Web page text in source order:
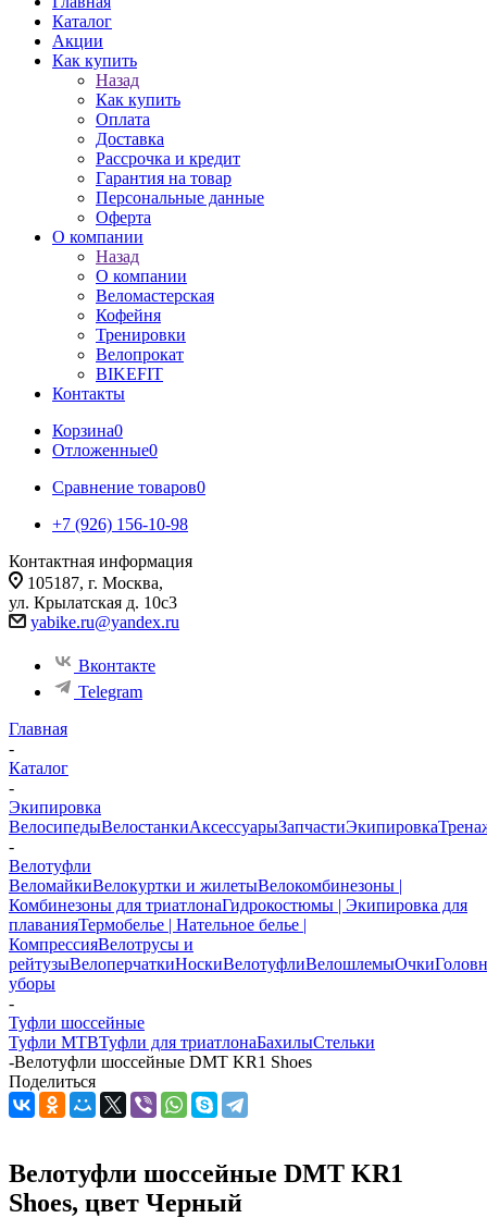
Каталог
Акции
Как купить
Назад
Как купить
Оплата
Доставка
Рассрочка и кредит
Гарантия на товар
Персональные данные
Оферта
О компании
Назад
О компании
Веломастерская
Кофейня
Тренировки
Велопрокат
BIKEFIT
Контакты
Корзина0
Отложенные0
Сравнение товаров0
+7 (926) 156-10-98
Контактная информация
105187, г. Москва,
ул. Крылатская д. 10с3
yabike.ru@yandex.ru
Вконтакте
Telegram
Главная
-
Каталог
-
Экипировка
ВелосипедыВелостанкиАксессуарыЗапчастиЭкипировка
-
Велотуфли
ВеломайкиВелокуртки и жилетыВелокомбинезоны |
Комбинезоны для триатлонаГидрокостюмы | Экипировка для
плаванияТермобелье | Нательное белье |
КомпрессияВелотрусы и
рейтузыВелоперчаткиНоскиВелотуфлиВелошлемыОчки
уборы
-
Туфли шоссейные
Туфли MTBТуфли для триатлонаБахилыСтельки
-Велотуфли шоссейные DMT KR1 Shoes
Поделиться
Велотуфли шоссейные DMT KR1
Shoes, цвет Черный